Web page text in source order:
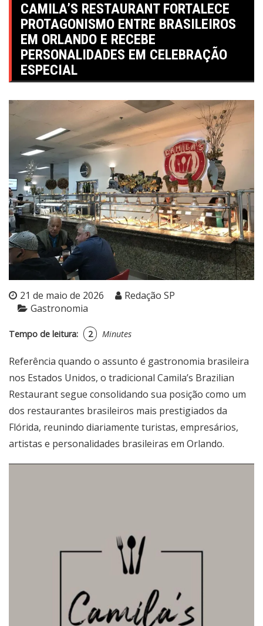
CAMILA’S RESTAURANT FORTALECE
PROTAGONISMO ENTRE BRASILEIROS
EM ORLANDO E RECEBE
PERSONALIDADES EM CELEBRAÇÃO
ESPECIAL
21 de maio de 2026
Redação SP
Gastronomia
Tempo de leitura: 2 Minutes
Referência quando o assunto é gastronomia brasileira
nos Estados Unidos, o tradicional Camila’s Brazilian
Restaurant segue consolidando sua posição como um
dos restaurantes brasileiros mais prestigiados da
Flórida, reunindo diariamente turistas, empresários,
artistas e personalidades brasileiras em Orlando.